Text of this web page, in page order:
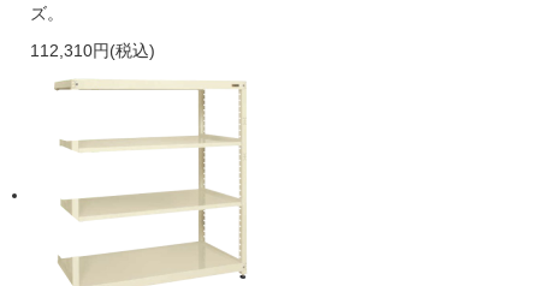
ズ。
112,310円(税込)